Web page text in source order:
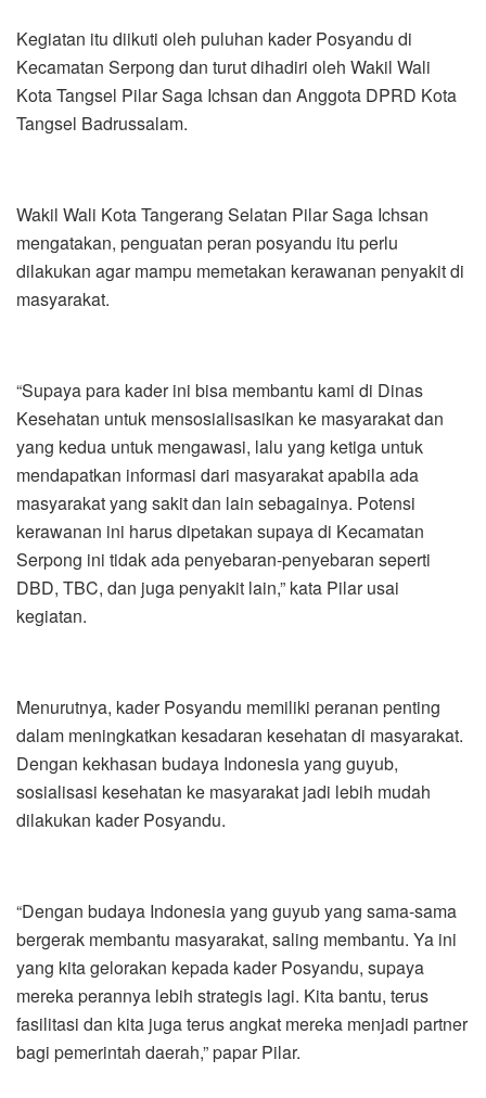
Kegiatan itu diikuti oleh puluhan kader Posyandu di
Kecamatan Serpong dan turut dihadiri oleh Wakil Wali
Kota Tangsel Pilar Saga Ichsan dan Anggota DPRD Kota
Tangsel Badrussalam.
Wakil Wali Kota Tangerang Selatan Pilar Saga Ichsan
mengatakan, penguatan peran posyandu itu perlu
dilakukan agar mampu memetakan kerawanan penyakit di
masyarakat.
“Supaya para kader ini bisa membantu kami di Dinas
Kesehatan untuk mensosialisasikan ke masyarakat dan
yang kedua untuk mengawasi, lalu yang ketiga untuk
mendapatkan informasi dari masyarakat apabila ada
masyarakat yang sakit dan lain sebagainya. Potensi
kerawanan ini harus dipetakan supaya di Kecamatan
Serpong ini tidak ada penyebaran-penyebaran seperti
DBD, TBC, dan juga penyakit lain,” kata Pilar usai
kegiatan.
Menurutnya, kader Posyandu memiliki peranan penting
dalam meningkatkan kesadaran kesehatan di masyarakat.
Dengan kekhasan budaya Indonesia yang guyub,
sosialisasi kesehatan ke masyarakat jadi lebih mudah
dilakukan kader Posyandu.
“Dengan budaya Indonesia yang guyub yang sama-sama
bergerak membantu masyarakat, saling membantu. Ya ini
yang kita gelorakan kepada kader Posyandu, supaya
mereka perannya lebih strategis lagi. Kita bantu, terus
fasilitasi dan kita juga terus angkat mereka menjadi partner
bagi pemerintah daerah,” papar Pilar.